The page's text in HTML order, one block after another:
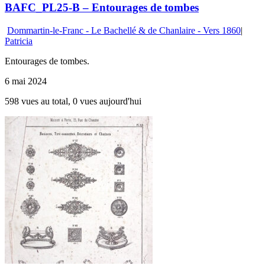
BAFC_PL25-B – Entourages de tombes
Dommartin-le-Franc - Le Bachellé & de Chanlaire - Vers 1860|
Patricia
Entourages de tombes.
6 mai 2024
598 vues au total, 0 vues aujourd'hui